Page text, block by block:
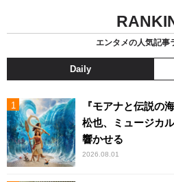
エンタメの人気記事
Daily
『モアナと伝説の
松也、ミュージカ
響かせる
2026.08.01